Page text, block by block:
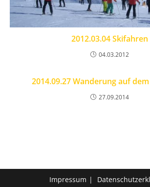
2012.03.04 Skifahren
04.03.2012
2014.09.27 Wanderung auf
27.09.2014
Impressum